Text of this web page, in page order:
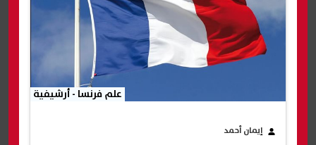
علم فرنسا - أرشيفية
إيمان أحمد